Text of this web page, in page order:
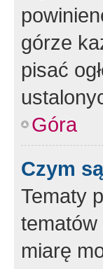
górze
pisać
Góra
Czym
Tematy
miarę